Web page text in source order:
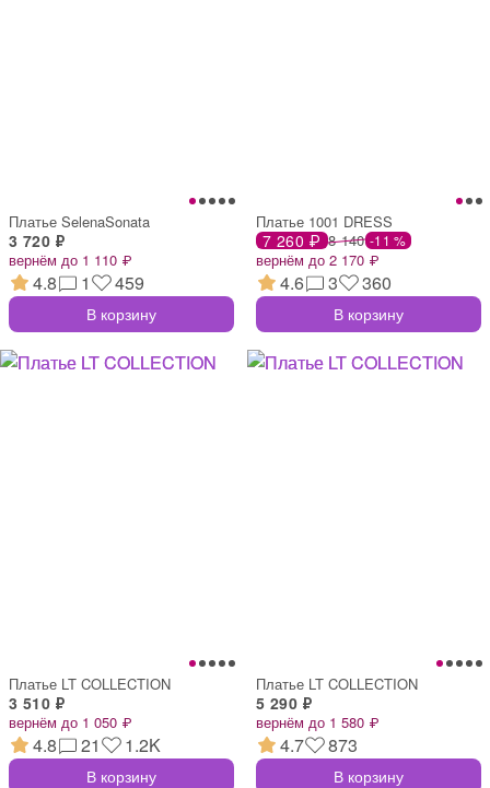
Платье SelenaSonata
3 720 ₽
вернём до 1 110 ₽
4.8 1 459
В корзину
Платье 1001 DRESS
7 260 ₽ 8 140 -11 %
вернём до 2 170 ₽
4.6 3 360
В корзину
Платье LT COLLECTION
3 510 ₽
вернём до 1 050 ₽
4.8 21 1.2K
В корзину
Платье LT COLLECTION
5 290 ₽
вернём до 1 580 ₽
4.7 873
В корзину